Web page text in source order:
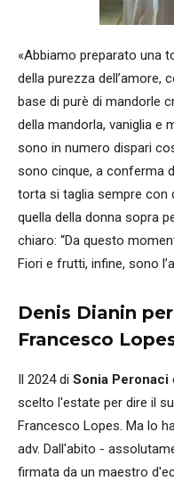
«Abbiamo preparato una
della purezza dell’amore,
base di purè di mandorle
della mandorla, vaniglia e
sono in numero dispari
sono cinque, a conferma
torta si taglia sempre con
quella della donna sopra
chiaro: “Da questo
Fiori e frutti, infine, sono
Denis Dianin
Francesco
Il 2024 di Sonia Peronaci
scelto l'estate per dire il
Francesco Lopes. Ma lo
adv. Dall'abito -
firmata da un maestro